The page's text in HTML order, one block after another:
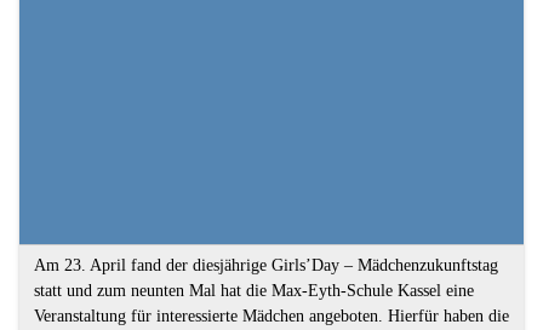
Textauszug
Am 23. April fand der diesjährige Girls’Day – Mädchenzukunftstag
statt und zum neunten Mal hat die Max-Eyth-Schule Kassel eine
Veranstaltung für interessierte Mädchen angeboten. Hierfür haben die